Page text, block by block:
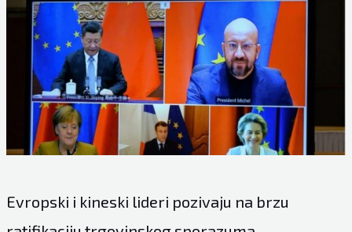
Evropski i kineski lideri pozivaju na brzu